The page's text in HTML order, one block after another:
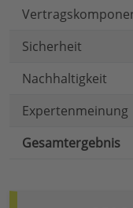
Sicherheit
Nachhaltigkeit
Expertenmeinung
Gesamtergebnis